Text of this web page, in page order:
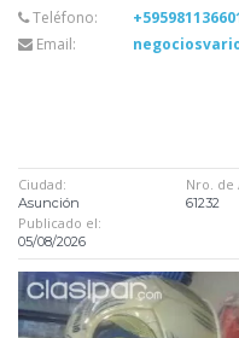
Teléfono:
Email:
Ciudad:
Asunción
Nro. de
61232
Publicado el:
05/08/2026